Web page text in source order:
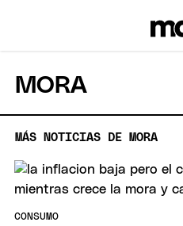
MORA
MÁS NOTICIAS DE MORA
CONSUMO